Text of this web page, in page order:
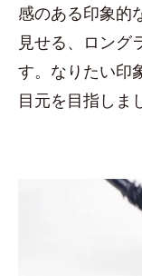
感のある印象的
見せる、ロング
す。なりたい印
目元を目指しま